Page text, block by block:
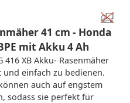
41 cm - Honda
mit Akku 4 Ah
416 XB Akku- Rasenmäher
und einfach zu bedienen.
auch auf engstem
sodass sie perfekt für